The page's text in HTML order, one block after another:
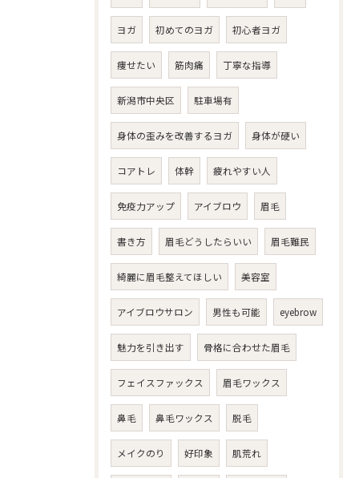
ヨガ 初めてのヨガ 初心者ヨガ
痩せたい 筋肉痛 丁寧な指導
新潟市中央区 駐車場有
身体の歪みを改善するヨガ 身体が硬い
コアトレ 体幹 疲れやすい人
免疫力アップ アイブロウ 眉毛
書き方 眉毛どうしたらいい 眉毛難民
綺麗に眉毛整えてほしい 美容室
アイブロウサロン 男性も可能 eyebrow
魅力を引き出す 骨格に合わせた眉毛
フェイスファックス 眉毛ワックス
鼻毛 鼻毛ワックス 脱毛
メイクのり 好印象 肌荒れ